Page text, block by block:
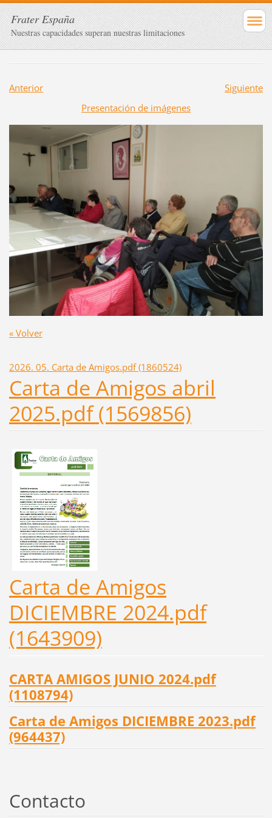
Frater España
Nuestras capacidades superan nuestras limitaciones
Anterior
Siguiente
Presentación de imágenes
« Volver
2026. 05. Carta de Amigos.pdf (1860524)
Carta de Amigos abril
2025.pdf (1569856)
Carta de Amigos
DICIEMBRE 2024.pdf
(1643909)
CARTA AMIGOS JUNIO 2024.pdf
(1108794)
Carta de Amigos DICIEMBRE 2023.pdf
(964437)
Contacto